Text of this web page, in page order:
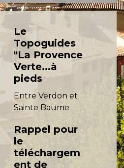
Le
Topoguides
"La Provence
Verte...à
pieds
Entre Verdon et
Sainte Baume
Rappel pour
le
téléchargem
ent de